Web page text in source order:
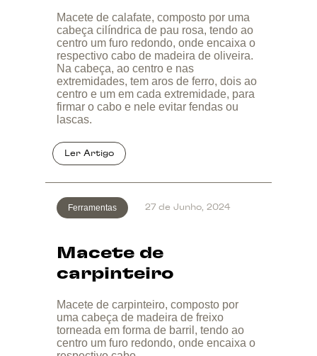
Macete de calafate, composto por uma
cabeça cilíndrica de pau rosa, tendo ao
centro um furo redondo, onde encaixa o
respectivo cabo de madeira de oliveira.
Na cabeça, ao centro e nas
extremidades, tem aros de ferro, dois ao
centro e um em cada extremidade, para
firmar o cabo e nele evitar fendas ou
lascas.
Ferramentas
Macete de
carpinteiro
27 de Junho, 2024
Macete de carpinteiro, composto por
uma cabeça de madeira de freixo
torneada em forma de barril, tendo ao
centro um furo redondo, onde encaixa o